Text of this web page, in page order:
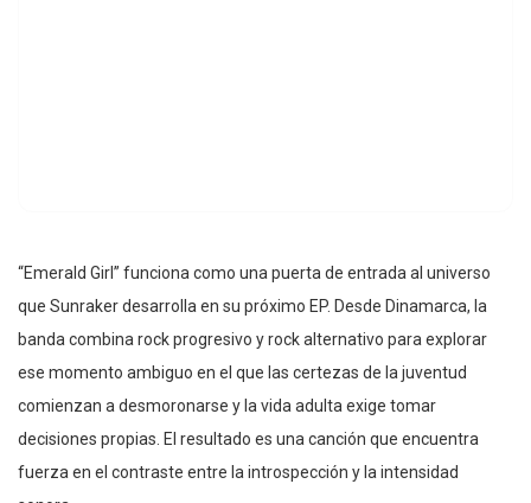
“Emerald Girl” funciona como una puerta de entrada al universo
que Sunraker desarrolla en su próximo EP. Desde Dinamarca, la
banda combina rock progresivo y rock alternativo para explorar
ese momento ambiguo en el que las certezas de la juventud
comienzan a desmoronarse y la vida adulta exige tomar
decisiones propias. El resultado es una canción que encuentra
fuerza en el contraste entre la introspección y la intensidad